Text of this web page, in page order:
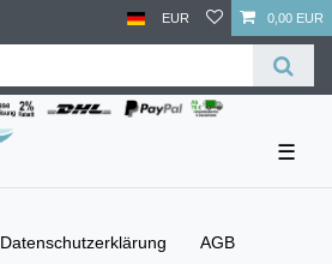
EUR 0,00 EUR
☰
Daten­schutz­erklärung AGB